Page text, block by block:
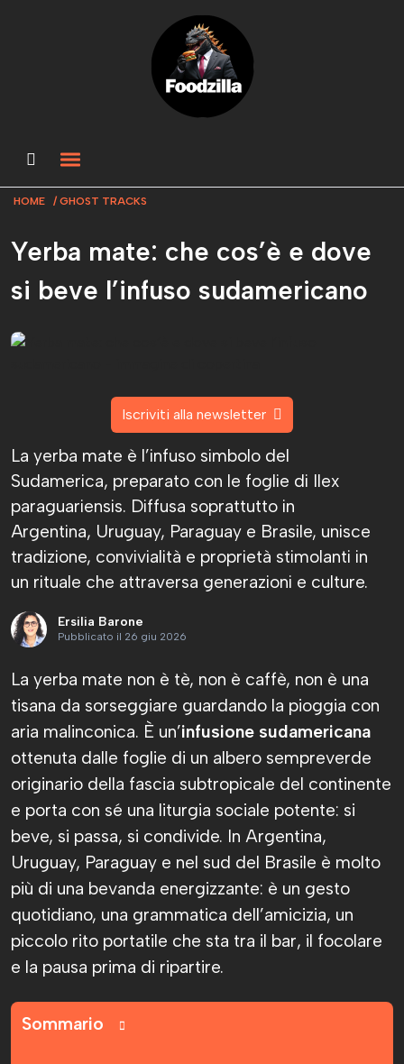
HOME GHOST TRACKS
Yerba mate: che cos’è e dove
si beve l’infuso sudamericano
Iscriviti alla newsletter
La yerba mate è l’infuso simbolo del
Sudamerica, preparato con le foglie di Ilex
paraguariensis. Diffusa soprattutto in
Argentina, Uruguay, Paraguay e Brasile, unisce
tradizione, convivialità e proprietà stimolanti in
un rituale che attraversa generazioni e culture.
Ersilia Barone
Pubblicato il 26 giu 2026
La yerba mate non è tè, non è caffè, non è una
tisana da sorseggiare guardando la pioggia con
aria malinconica. È un’infusione sudamericana
ottenuta dalle foglie di un albero sempreverde
originario della fascia subtropicale del continente
e porta con sé una liturgia sociale potente: si
beve, si passa, si condivide. In Argentina,
Uruguay, Paraguay e nel sud del Brasile è molto
più di una bevanda energizzante: è un gesto
quotidiano, una grammatica dell’amicizia, un
piccolo rito portatile che sta tra il bar, il focolare
e la pausa prima di ripartire.
Sommario